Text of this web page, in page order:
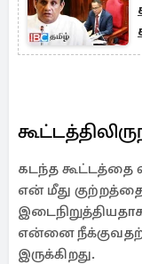
கடந்த கூட்டத்தை
என் மீது
என்னை
இருக்கிறது.